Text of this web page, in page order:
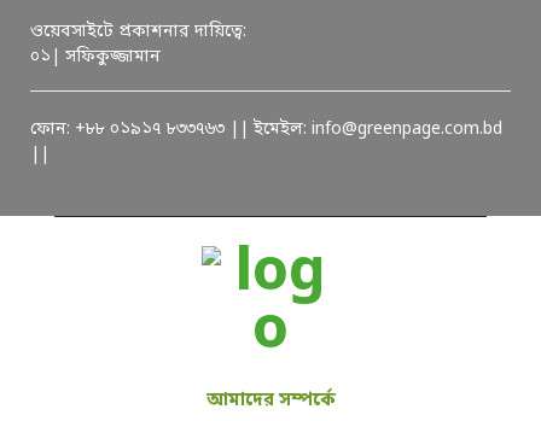
ওয়েবসাইটে প্রকাশনার দায়িত্বে:
০১| সফিকুজ্জামান
ফোন: +৮৮ ০১৯১৭ ৮৩৩৭৬৩ || ইমেইল: info@greenpage.com.bd
আমাদের সম্পর্কে